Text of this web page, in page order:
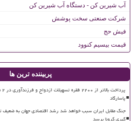
آب شیرین کن - دستگاه آب شیرین کن
شرکت صنعتی سخت پوشش
فیش حج
قیمت بیسیم کنوود
پربیننده ترین ها
پاسارگاد
جنگ مقابل ایران سبب خواهد شد رشد اقتصادی جهان به ضعیف
گیری کرونا برسد